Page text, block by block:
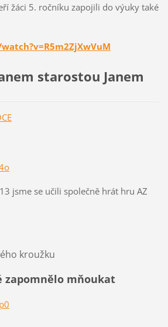
žáci 5. ročníku zapojili do výuky také
starostou Janem
jsme se učili společně hrát hru AZ
kroužku
zapomnělo mňoukat